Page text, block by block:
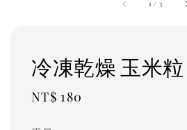
1 / 3
冷凍乾燥 玉米
Regular
NT$ 180